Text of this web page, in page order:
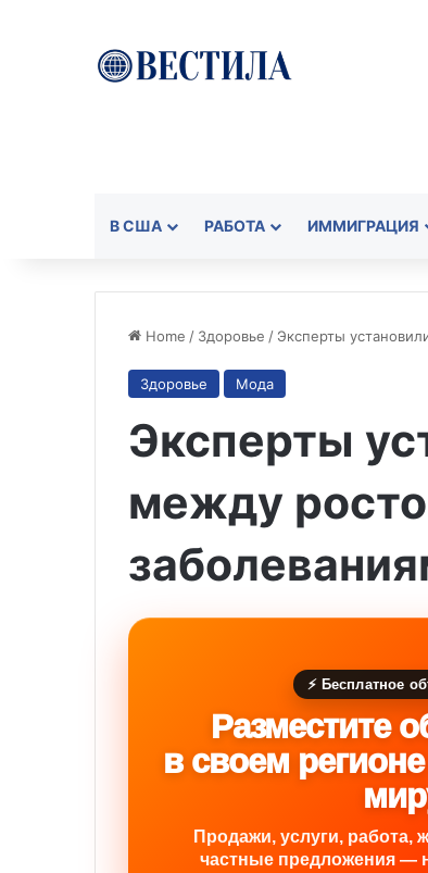
В США РАБОТА ИММИГРАЦИЯ
Home / Здоровье / Эксперты
Здоровье Мода
Эксперты
между
⚡ Бесплатное
Разместите
в своем
Продажи, услуги, работа,
частные предложения —